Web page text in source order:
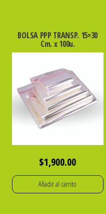
BOLSA PPP TRANSP. 15×30
Cm. x 100u.
$1,900.00
Añadir al carrito